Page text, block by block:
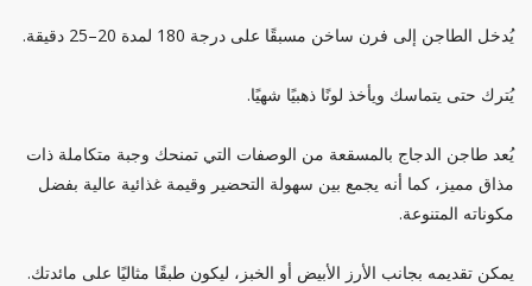
يُدخل الطاجن إلى فرن ساخن مسبقًا على درجة 180 لمدة 20–25 دقيقة.
يُترك حتى يتماسك ويأخذ لونًا ذهبيًا شهيًا.
يُعد طاجن الدجاج بالمسقعة من الوصفات التي تمنحك وجبة متكاملة ذات
مذاق مميز، كما أنه يجمع بين سهولة التحضير وقيمة غذائية عالية بفضل
مكوناته المتنوعة.
يمكن تقديمه بجانب الأرز الأبيض أو الخبز، ليكون طبقًا مثاليًا على مائدتك.